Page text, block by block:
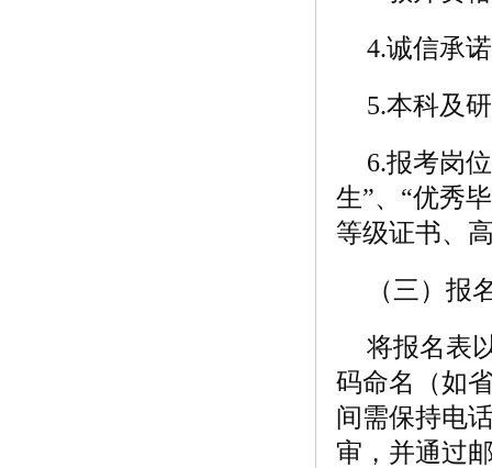
4.诚信
5.本科及
6.报考岗
生”、“优秀
等级证书、
（三）报
将报名表
码命名（如
间需保持电
审，并通过